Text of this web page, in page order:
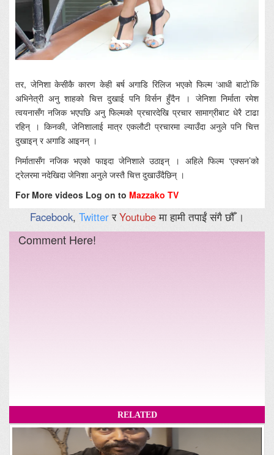
तर, जेनिशा केसीकै कारण केही बर्ष अगाडि रिलिज भएको फिल्म ‘आधी बाटो’कि
अभिनेत्री अनु शाहको चित्त दुखाई पनि विर्सन हुँदैन । जेनिशा निर्माता रमेश
त्वयनासँग नजिक भएपछि अनु फिल्मको प्रचारदेखि प्रचार सामाग्रीबाट धेरै टाढा
रहिन् । किनकी, जेनिशालाई मात्र एकलौटी प्रचारमा ल्याउँदा अनुले पनि चित्त
दुखाइन् र अगाडि आइनन् ।
निर्मातासँग नजिक भएको फाइदा जेनिशाले उठाइन् । अहिले फिल्म ‘एक्सन’को
ट्रेलरमा नदेखिदा जेनिशा अनुले जस्तै चित्त दुखाउँदैछिन् ।
For More videos Log on to Mazzako TV
Facebook, TwitterरYoutubeमा हामी तपाईं संगै छौँ ।
Comment Here!
RELATED